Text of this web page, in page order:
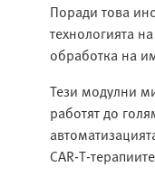
Поради това
технологията
обработка на
Тези модулни
работят до